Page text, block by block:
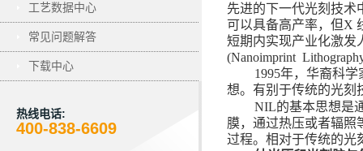
工艺数据中心
常见问题解答
下载中心
热线电话:
400-838-6609
先进的下一代光刻技术
可以具备高产率，但X
短期内实现产业化激发
(Nanoimprint
1995年， 华裔科学
想。有别于传统的光刻
NIL的基本思想是
膜，通过热压或者辐照
过程。 相对于传统的光